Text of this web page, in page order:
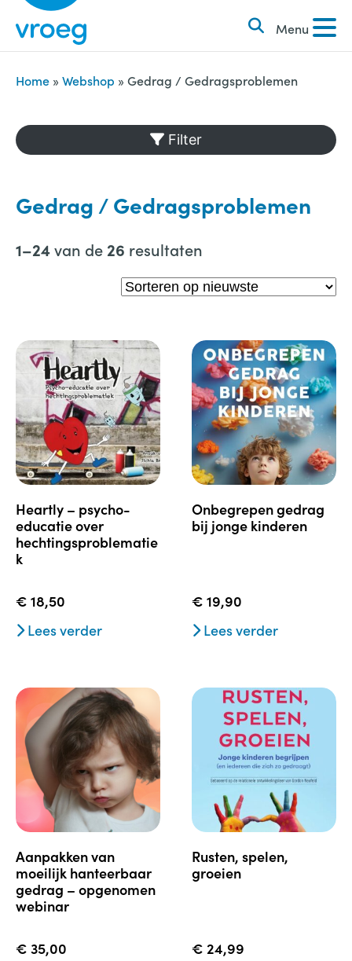
i
Menu
k
e
n
n
a
Home » Webshop » Gedrag / Gedragsproblemen
Filter
Gedrag / Gedragsproblemen
1–24van de 26 resultaten
heartly – psycho-
educatie over
hechtingsproblematie
k
€ 18,50
Lees verder
onbegrepen gedrag
bij jonge kinderen
€ 19,90
Lees verder
aanpakken van
moeilijk hanteerbaar
gedrag – opgenomen
webinar
€ 35,00
rusten, spelen,
groeien
€ 24,99